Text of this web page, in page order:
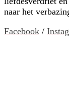
naar het
Facebook /